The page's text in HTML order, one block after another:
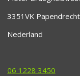
3351VK Papendrecht
Nederland
06 1228 3450